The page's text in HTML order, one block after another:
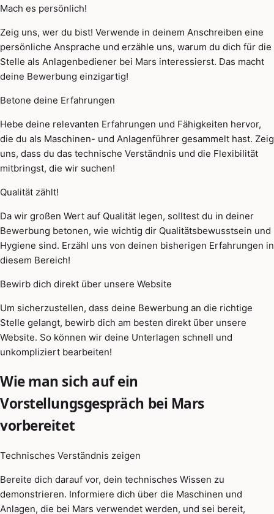
Mach es persönlich!
Zeig uns, wer du bist! Verwende in deinem Anschreiben eine
persönliche Ansprache und erzähle uns, warum du dich für die
Stelle als Anlagenbediener bei Mars interessierst. Das macht
deine Bewerbung einzigartig!
Betone deine Erfahrungen
Hebe deine relevanten Erfahrungen und Fähigkeiten hervor,
die du als Maschinen- und Anlagenführer gesammelt hast. Zeig
uns, dass du das technische Verständnis und die Flexibilität
mitbringst, die wir suchen!
Qualität zählt!
Da wir großen Wert auf Qualität legen, solltest du in deiner
Bewerbung betonen, wie wichtig dir Qualitätsbewusstsein und
Hygiene sind. Erzähl uns von deinen bisherigen Erfahrungen in
diesem Bereich!
Bewirb dich direkt über unsere Website
Um sicherzustellen, dass deine Bewerbung an die richtige
Stelle gelangt, bewirb dich am besten direkt über unsere
Website. So können wir deine Unterlagen schnell und
unkompliziert bearbeiten!
Wie man sich auf ein
Vorstellungsgespräch bei Mars
vorbereitet
Technisches Verständnis zeigen
Bereite dich darauf vor, dein technisches Wissen zu
demonstrieren. Informiere dich über die Maschinen und
Anlagen, die bei Mars verwendet werden, und sei bereit,